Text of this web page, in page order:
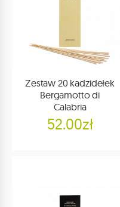
Zestaw 20 kadzidełek
Bergamotto di
Calabria
52.00zł